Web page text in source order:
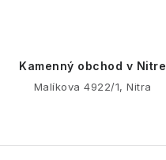
v
Kamenný obchod v Nitre
Malíkova 4922/1, Nitra